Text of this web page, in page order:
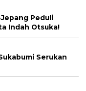
Peduli
Indah Otsuka!
Serukan